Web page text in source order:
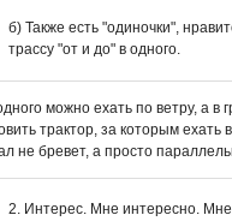
б) Также есть "одиночки",
трассу "от и до" в одного.
можно ехать по ветру, а
трактор, за которым
не бревет, а просто
2. Интерес. Мне интересно. Мне